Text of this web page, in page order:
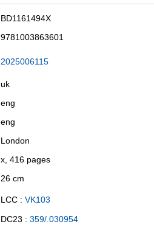
BD1161494X
9781003863601
2025006115
uk
eng
eng
London
x, 416 pages
26 cm
LCC : VK103
DC23 : 359/.030954